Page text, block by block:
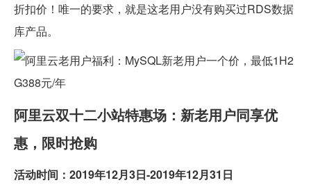
折扣价！唯一的要求，就是这老用户没有购买过RDS数据
库产品。
阿里云双十二小站特惠场：新老用户同享优
惠，限时抢购
活动时间：2019年12月3日-2019年12月31日